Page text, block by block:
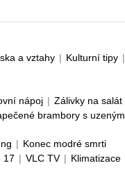
a vztahy | Kulturní tipy |
nápoj | Zálivky na salát
brambory s uzeným
| Konec modré smrti
17 | VLC TV | Klimatizace